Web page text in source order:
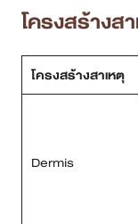
โครงสร้างส
โครงสร้างสาเหตุ
Dermis